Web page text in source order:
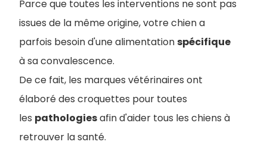
Parce que toutes les interventions ne sont pas
issues de la même origine, votre chien a
parfois besoin d'une alimentationspécifique
à sa convalescence.
De ce fait, les marques vétérinaires ont
élaboré des croquettes pour toutes
les pathologiesafin d'aider tous les chiens à
retrouver la santé.